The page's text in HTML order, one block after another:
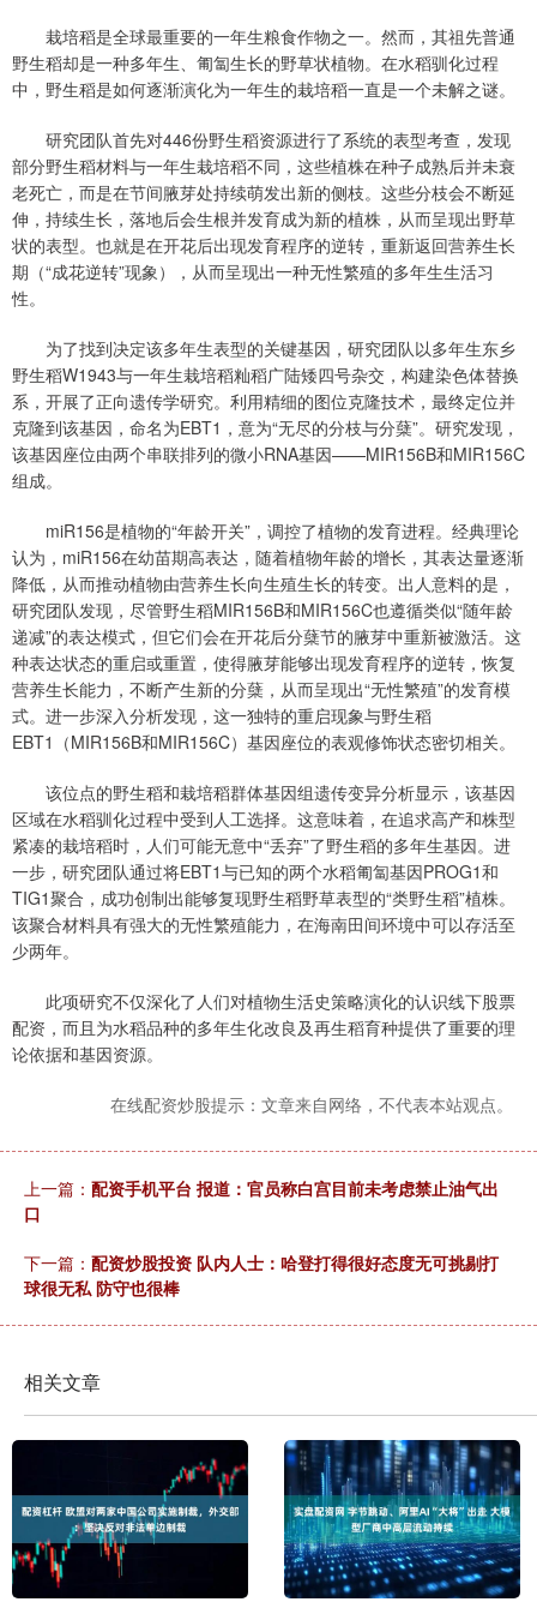
栽培稻是全球最重要的一年生粮食作物之一。然而，其祖先普通
野生稻却是一种多年生、匍匐生长的野草状植物。在水稻驯化过程
中，野生稻是如何逐渐演化为一年生的栽培稻一直是一个未解之谜。
研究团队首先对446份野生稻资源进行了系统的表型考查，发现
部分野生稻材料与一年生栽培稻不同，这些植株在种子成熟后并未衰
老死亡，而是在节间腋芽处持续萌发出新的侧枝。这些分枝会不断延
伸，持续生长，落地后会生根并发育成为新的植株，从而呈现出野草
状的表型。也就是在开花后出现发育程序的逆转，重新返回营养生长
期（“成花逆转”现象），从而呈现出一种无性繁殖的多年生生活习
性。
为了找到决定该多年生表型的关键基因，研究团队以多年生东乡
野生稻W1943与一年生栽培稻籼稻广陆矮四号杂交，构建染色体替换
系，开展了正向遗传学研究。利用精细的图位克隆技术，最终定位并
克隆到该基因，命名为EBT1，意为“无尽的分枝与分蘖”。研究发现，
该基因座位由两个串联排列的微小RNA基因——MIR156B和MIR156C
组成。
miR156是植物的“年龄开关”，调控了植物的发育进程。经典理论
认为，miR156在幼苗期高表达，随着植物年龄的增长，其表达量逐渐
降低，从而推动植物由营养生长向生殖生长的转变。出人意料的是，
研究团队发现，尽管野生稻MIR156B和MIR156C也遵循类似“随年龄
递减”的表达模式，但它们会在开花后分蘖节的腋芽中重新被激活。这
种表达状态的重启或重置，使得腋芽能够出现发育程序的逆转，恢复
营养生长能力，不断产生新的分蘖，从而呈现出“无性繁殖”的发育模
式。进一步深入分析发现，这一独特的重启现象与野生稻
EBT1（MIR156B和MIR156C）基因座位的表观修饰状态密切相关。
该位点的野生稻和栽培稻群体基因组遗传变异分析显示，该基因
区域在水稻驯化过程中受到人工选择。这意味着，在追求高产和株型
紧凑的栽培稻时，人们可能无意中“丢弃”了野生稻的多年生基因。进
一步，研究团队通过将EBT1与已知的两个水稻匍匐基因PROG1和
TIG1聚合，成功创制出能够复现野生稻野草表型的“类野生稻”植株。
该聚合材料具有强大的无性繁殖能力，在海南田间环境中可以存活至
少两年。
此项研究不仅深化了人们对植物生活史策略演化的认识线下股票
配资，而且为水稻品种的多年生化改良及再生稻育种提供了重要的理
论依据和基因资源。
在线配资炒股提示：文章来自网络，不代表本站观点。
上一篇： 配资手机平台 报道：官员称白宫目前未考虑禁止油气出
口
下一篇： 配资炒股投资 队内人士：哈登打得很好态度无可挑剔打
球很无私 防守也很棒
相关文章